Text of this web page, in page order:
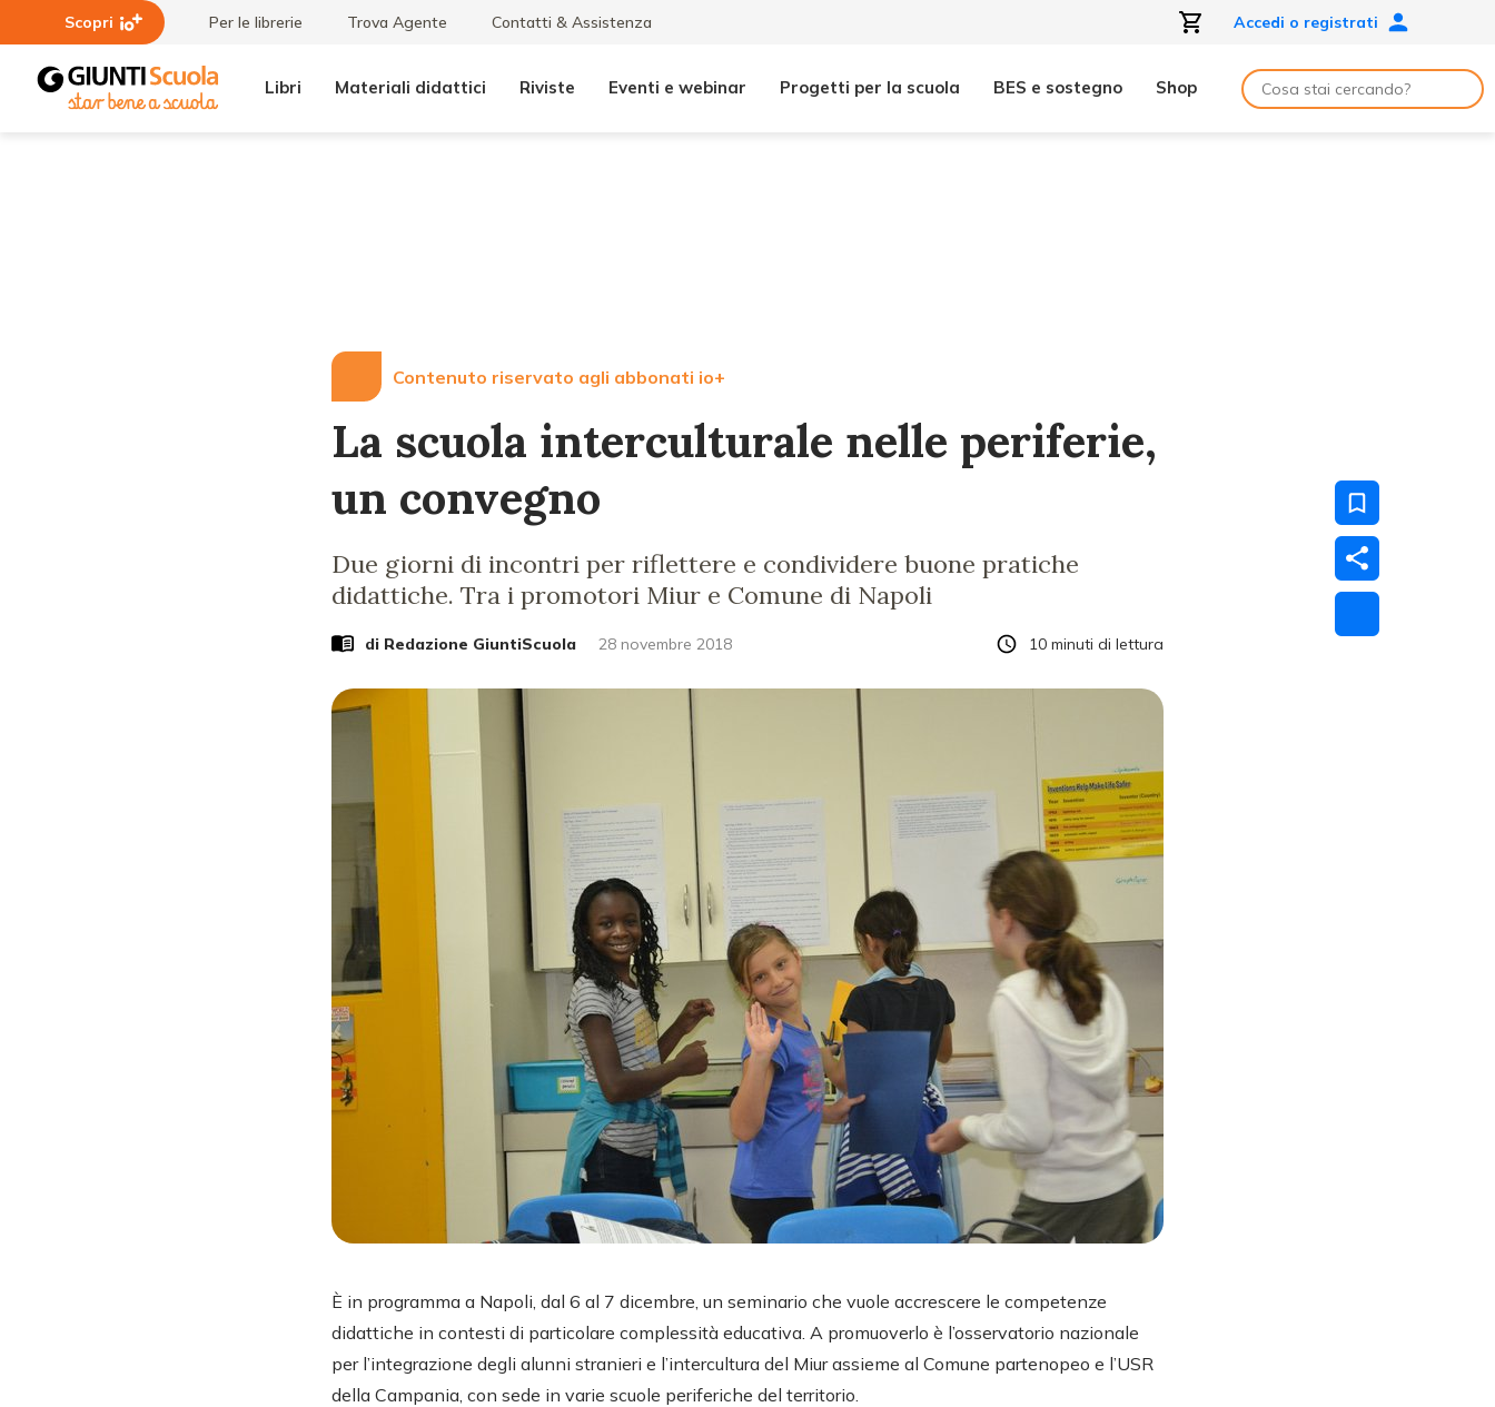
Scopri Per le librerie Trova Agente Contatti & Assistenza Accedi o registrati
Libri Materiali didattici Riviste Eventi e webinar Progetti per la scuola BES e sostegno Shop
Contenuto riservato agli abbonati io+
La scuola interculturale nelle periferie,
un convegno
Due giorni di incontri per riflettere e condividere buone pratiche
didattiche. Tra i promotori Miur e Comune di Napoli
di Redazione GiuntiScuola 28 novembre 2018 10 minuti di lettura
È in programma a Napoli, dal 6 al 7 dicembre, un seminario che vuole accrescere le competenze
didattiche in contesti di particolare complessità educativa. A promuoverlo è l’osservatorio nazionale
per l’integrazione degli alunni stranieri e l’intercultura del Miur assieme al Comune partenopeo e l’USR
della Campania, con sede in varie scuole periferiche del territorio.